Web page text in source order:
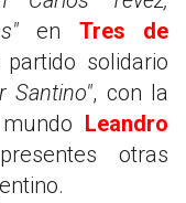
en Tres de
solidario
Santino", con la
Leandro
otras